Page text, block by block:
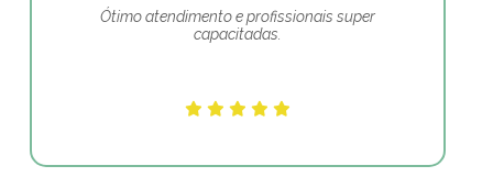
Ótimo atendimento e profissionais super
capacitadas.